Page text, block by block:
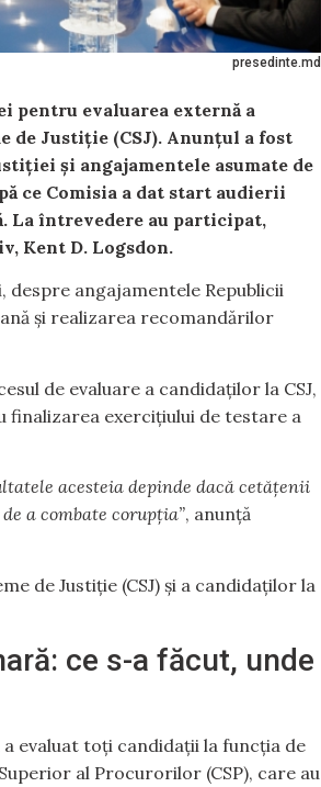
presedinte.md
pentru evaluarea externă a
Justiție (CSJ). Anunțul a fost
și angajamentele asumate de
ce Comisia a dat start audierii
La întrevedere au participat,
Kent D. Logsdon.
angajamentele Republicii
și realizarea recomandărilor
de evaluare a candidaților la CSJ,
exercițiului de testare a
acesteia depinde dacă cetățenii
a combate corupția”, anunță
de Justiție (CSJ) și a candidaților la
ce s-a făcut, unde
evaluat toți candidații la funcția de
al Procurorilor (CSP), care au